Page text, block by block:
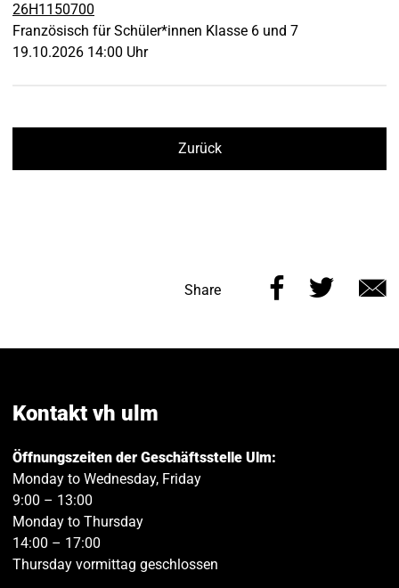
26H1150700
Französisch für Schüler*innen Klasse 6 und 7
19.10.2026 14:00 Uhr
Zurück
Share
Share
page
Share
page
Kontakt vh ulm
Öffnungszeiten der Geschäftsstelle Ulm:
Monday to Wednesday, Friday
9:00 – 13:00
Monday to Thursday
14:00 – 17:00
Thursday vormittag geschlossen